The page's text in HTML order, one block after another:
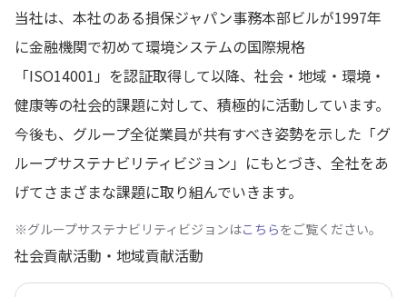
当社は、本社のある損保ジャパン事務本部ビルが1997年
に金融機関で初めて環境システムの国際規格
「ISO14001」を認証取得して以降、社会・地域・環境・
健康等の社会的課題に対して、積極的に活動しています。
今後も、グループ全従業員が共有すべき姿勢を示した「グ
ループサステナビリティビジョン」にもとづき、全社をあ
げてさまざまな課題に取り組んでいきます。
※グループサステナビリティビジョンはこちらをご覧ください。
社会貢献活動・地域貢献活動